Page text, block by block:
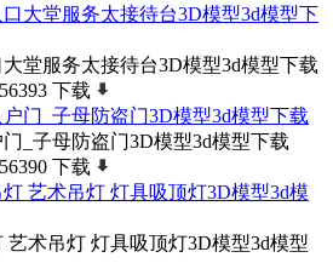
堂服务太接待台3D模型3d模型下载
下载
_子母防盗门3D模型3d模型下载
下载
艺术吊灯 灯具吸顶灯3D模型3d模型